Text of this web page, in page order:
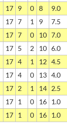
17 9 0 8
9.0
17 7 1 9
7.5
17 7 0 10 7.0
17 5 2 10 6.0
17 4 1 12 4.5
17 4 0 13 4.0
17 2 1 14 2.5
17 1 0 16 1.0
17 1 0 16 1.0